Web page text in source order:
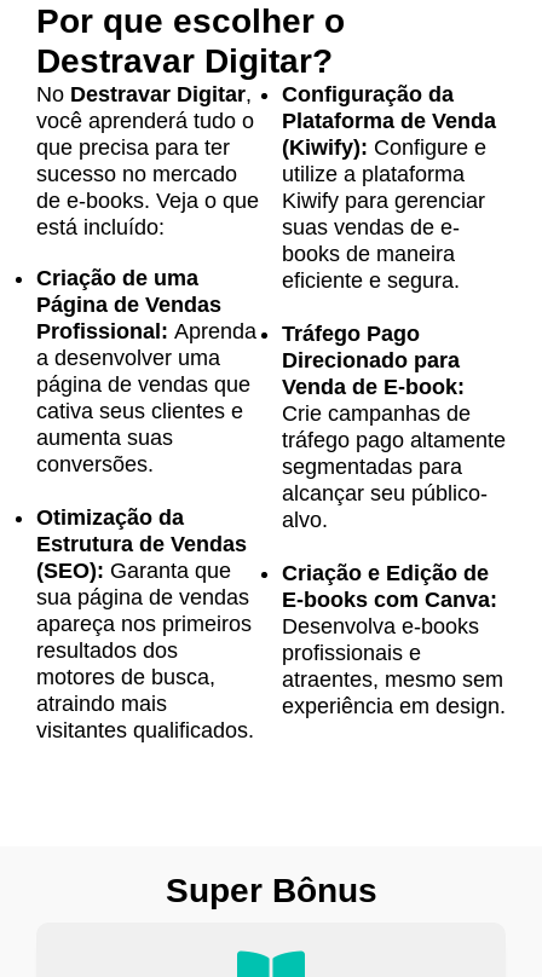
Por que escolher o
Destravar Digitar?
No Destravar Digitar,
você aprenderá tudo o
que precisa para ter
sucesso no mercado
de e-books. Veja o que
está incluído:
Criação de uma
Página de Vendas
Profissional: Aprenda
a desenvolver uma
página de vendas que
cativa seus clientes e
aumenta suas
conversões.
Otimização da
Estrutura de Vendas
(SEO): Garanta que
sua página de vendas
apareça nos primeiros
resultados dos
motores de busca,
atraindo mais
visitantes qualificados.
Configuração da
Plataforma de Venda
(Kiwify): Configure e
utilize a plataforma
Kiwify para gerenciar
suas vendas de e-
books de maneira
eficiente e segura.
Tráfego Pago
Direcionado para
Venda de E-book:
Crie campanhas de
tráfego pago altamente
segmentadas para
alcançar seu público-
alvo.
Criação e Edição de
E-books com Canva:
Desenvolva e-books
profissionais e
atraentes, mesmo sem
experiência em design.
Super Bônus